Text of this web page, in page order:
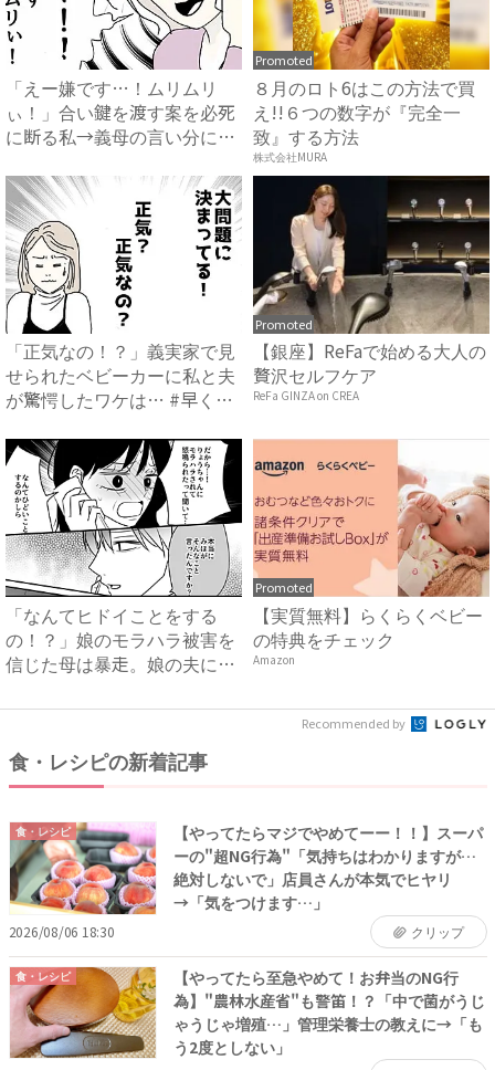
「えー嫌です…！ムリムリ
ぃ！」合い鍵を渡す案を必死
に断る私→義母の言い分にあ
Promoted
８月のロト6はこの方法で買
え!!６つの数字が『完全一
致』する方法
株式会社MURA
「正気なの！？」義実家で見
せられたベビーカーに私と夫
が驚愕したワケは… #早く
Promoted
【銀座】ReFaで始める大人の
贅沢セルフケア
ReFa GINZA on CREA
「なんてヒドイことをする
の！？」娘のモラハラ被害を
信じた母は暴走。娘の夫に電
Promoted
【実質無料】らくらくベビー
の特典をチェック
Amazon
Recommended by
食・レシピの新着記事
食・レシピ
【やってたらマジでやめてーー！！】スーパ
ーの"超NG行為"「気持ちはわかりますが…
絶対しないで」店員さんが本気でヒヤリ
→「気をつけます…」
2026/08/06 18:30 クリップ
食・レシピ
【やってたら至急やめて！お弁当のNG行
為】"農林水産省"も警笛！？「中で菌がうじ
ゃうじゃ増殖…」管理栄養士の教えに→「も
う2度としない」